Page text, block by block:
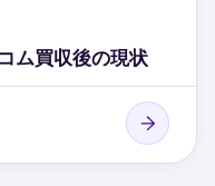
ム買収後の現状